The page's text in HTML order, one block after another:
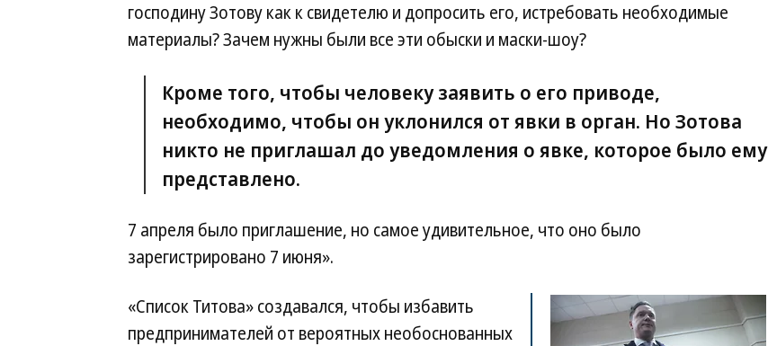
господину Зотову как к свидетелю и допросить его, истребовать необходимые
материалы? Зачем нужны были все эти обыски и маски-шоу?
Кроме того, чтобы человеку заявить о его приводе,
необходимо, чтобы он уклонился от явки в орган. Но Зотова
никто не приглашал до уведомления о явке, которое было ему
представлено.
7 апреля было приглашение, но самое удивительное, что оно было
зарегистрировано 7 июня».
«Список Титова» создавался, чтобы избавить
предпринимателей от вероятных необоснованных